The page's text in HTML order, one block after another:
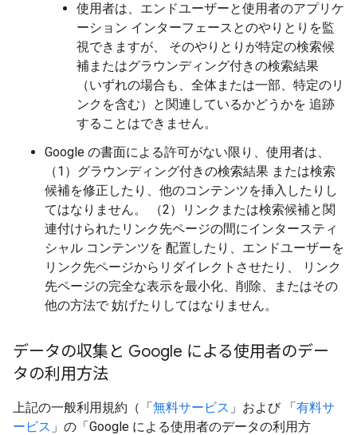
使用者は、エンドユーザーと使用者のアプリケ
ーション インターフェースとのやりとりを監
視できますが、 そのやりとりが特定の検索候
補またはグラウンディング付きの検索結果
（いずれの場合も、全体または一部、特定のリ
ンクを含む）と関連しているかどうかを 追跡
することはできません。
Google の書面による許可がない限り、使用者は、
（1）グラウンディング付きの検索結果 または検索
候補を修正したり、他のコンテンツを挿入したりし
てはなりません。 （2）リンクまたは検索候補と関
連付けられたリンク先ページの間にインタースティ
シャル コンテンツを 配置したり、エンドユーザーを
リンク先ページからリダイレクトさせたり、 リンク
先ページの完全な表示を最小化、削除、またはその
他の方法で 妨げたりしてはなりません。
データの収集と Google による使用者のデー
タの利用方法
上記の一般利用規約（「無料サービス 」および 「有料サ
ービス 」の「Google による使用者のデータの利用方